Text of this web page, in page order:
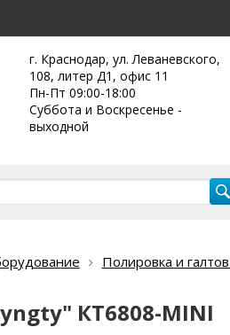
г. Краснодар, ул. Леваневского,
108, литер Д1, офис 11
Пн-Пт 09:00-18:00
Суббота и Воскресенье -
выходной
Полировка и
КТ6808-MINI